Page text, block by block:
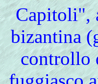
Capitoli",
bizantina
controllo